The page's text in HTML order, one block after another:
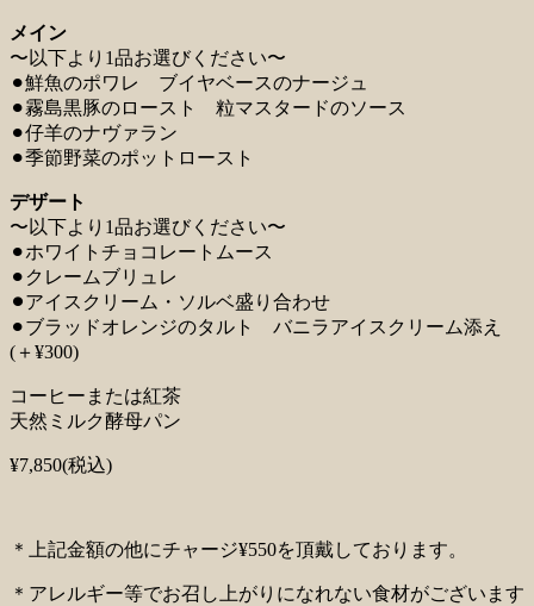
メイン
〜以下より1品お選びください〜
⚫︎鮮魚のポワレ ブイヤベースのナージュ
⚫︎霧島黒豚のロースト 粒マスタードのソース
⚫︎仔羊のナヴァラン
⚫︎季節野菜のポットロースト
デザート
〜以下より1品お選びください〜
⚫︎ホワイトチョコレートムース
⚫︎クレームブリュレ
⚫︎アイスクリーム・ソルベ盛り合わせ
⚫︎ブラッドオレンジのタルト バニラアイスクリーム添え
(＋¥300)
コーヒーまたは紅茶
天然ミルク酵母パン
¥7,850(税込)
＊上記金額の他にチャージ¥550を頂戴しております。
＊アレルギー等でお召し上がりになれない食材がございます